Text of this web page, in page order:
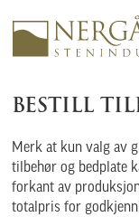
BESTILL
Merk at kun valg av
tilbehør og bedplate
forkant av
totalpris for